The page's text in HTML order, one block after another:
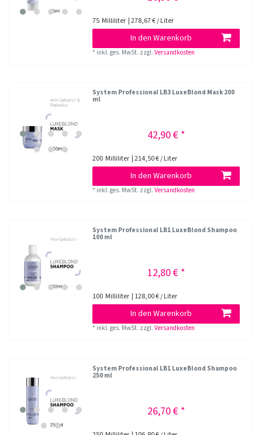
75 Milliliter | 278,67 € / Liter
In den Warenkorb
* inkl. ges. MwSt. zzgl.Versandkosten
System Professional LB3 LuxeBlond Mask 200
ml
42,90 € *
200 Milliliter | 214,50 € / Liter
In den Warenkorb
* inkl. ges. MwSt. zzgl.Versandkosten
System Professional LB1 LuxeBlond Shampoo
100 ml
12,80 € *
100 Milliliter | 128,00 € / Liter
In den Warenkorb
* inkl. ges. MwSt. zzgl.Versandkosten
System Professional LB1 LuxeBlond Shampoo
250 ml
26,70 € *